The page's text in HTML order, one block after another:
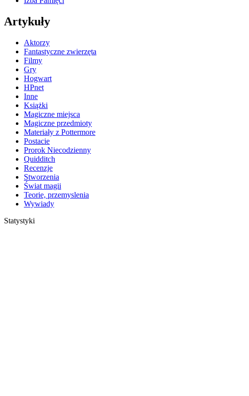
Artykuły
Aktorzy
Fantastyczne zwierzęta
Filmy
Gry
Hogwart
HPnet
Inne
Książki
Magiczne miejsca
Magiczne przedmioty
Materiały z Pottermore
Postacie
Prorok Niecodzienny
Quidditch
Recenzje
Stworzenia
Świat magii
Teorie, przemyslenia
Wywiady
Statystyki